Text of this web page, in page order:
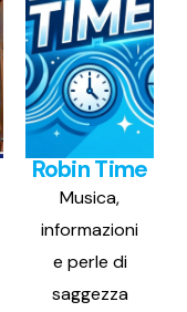
Robin Time
Musica,
informazioni
e perle di
saggezza